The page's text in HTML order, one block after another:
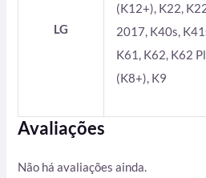
LG
(K12+), K22,
2017, K40s,
K61, K62, K62
(K8+), K9
Avaliações
Não há avaliações ainda.